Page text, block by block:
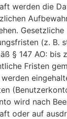
werden die
Gesetzliche
(z. B.
§ 147 AO: bis
Fristen
wird nach
oder auf